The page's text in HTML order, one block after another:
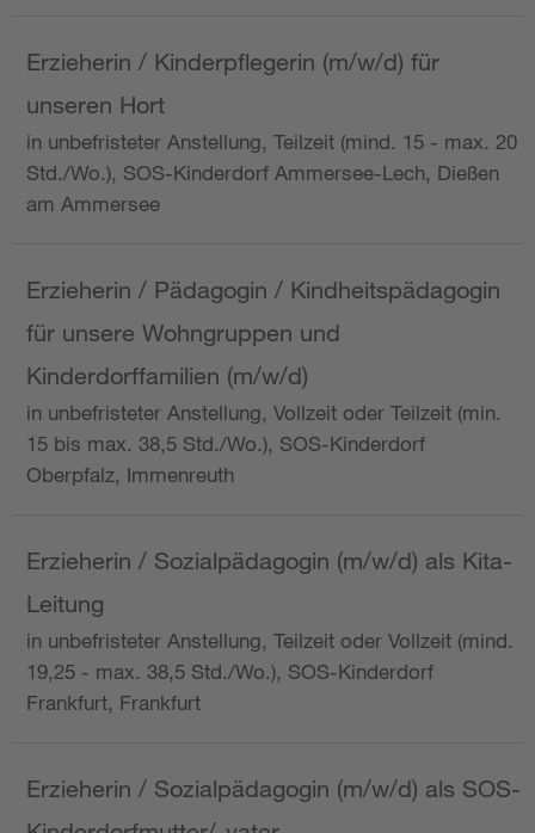
Erzieherin / Kinderpflegerin (m/w/d) für
unseren Hort
in unbefristeter Anstellung, Teilzeit (mind. 15 - max. 20
Std./Wo.), SOS-Kinderdorf Ammersee-Lech, Dießen
am Ammersee
Erzieherin / Pädagogin / Kindheitspädagogin
für unsere Wohngruppen und
Kinderdorffamilien (m/w/d)
in unbefristeter Anstellung, Vollzeit oder Teilzeit (min.
15 bis max. 38,5 Std./Wo.), SOS-Kinderdorf
Oberpfalz, Immenreuth
Erzieherin / Sozialpädagogin (m/w/d) als Kita-
Leitung
in unbefristeter Anstellung, Teilzeit oder Vollzeit (mind.
19,25 - max. 38,5 Std./Wo.), SOS-Kinderdorf
Frankfurt, Frankfurt
Erzieherin / Sozialpädagogin (m/w/d) als SOS-